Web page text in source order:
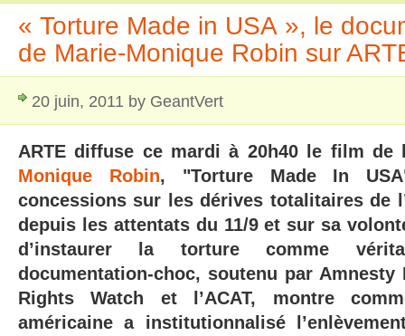
« Torture Made in USA », le
de Marie-Monique Robin sur
20 juin, 2011 by GeantVert
ARTE diffuse ce mardi à 20h40 le film
Monique Robin, "Torture Made In
concessions sur les dérives totalitaires de
depuis les attentats du 11/9et sur sa
d’instaurer la torture comme
documentation-choc, soutenu par Amnesty
Rights Watch et l’ACAT, montre
américaine a institutionnalisé